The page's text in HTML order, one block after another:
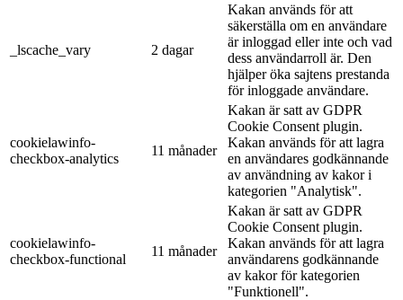
_lscache_vary 2 dagar
Kakan används för att
säkerställa om en användare
är inloggad eller inte och vad
dess användarroll är. Den
hjälper öka sajtens prestanda
för inloggade användare.
cookielawinfo-
checkbox-analytics
11 månader
Kakan är satt av GDPR
Cookie Consent plugin.
Kakan används för att lagra
en användares godkännande
av användning av kakor i
kategorien "Analytisk".
cookielawinfo-
checkbox-functional
11 månader
Kakan är satt av GDPR
Cookie Consent plugin.
Kakan används för att lagra
användarens godkännande
av kakor för kategorien
"Funktionell".